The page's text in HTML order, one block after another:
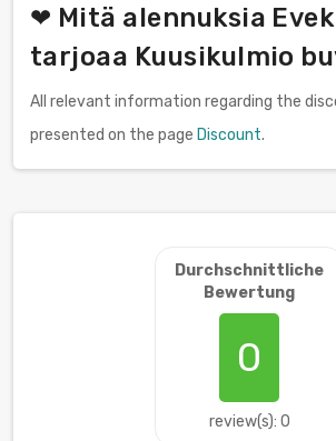
❤ Mitä alennuksia
tarjoaa Kuusikulmio
All relevant information regarding the
presented on the page Discount.
Durchschnittliche
Bewertung
0
review(s): 0